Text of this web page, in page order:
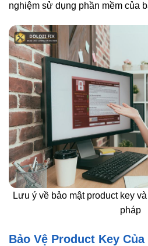
nghiệm sử dụng phần mềm của
Lưu ý về bảo mật product key
pháp
Bảo Vệ Product Key Của